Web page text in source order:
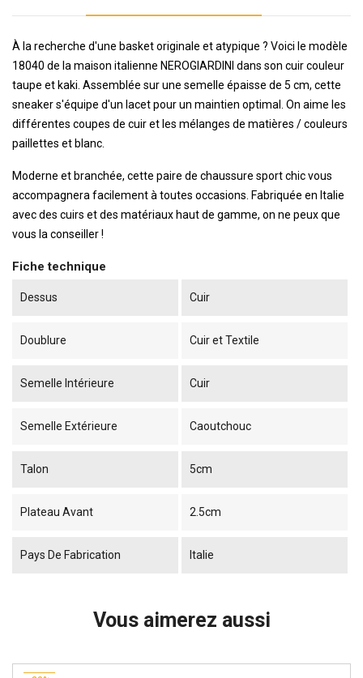
À la recherche d'une basket originale et atypique ? Voici le modèle
18040 de la maison italienne NEROGIARDINI dans son cuir couleur
taupe et kaki. Assemblée sur une semelle épaisse de 5 cm, cette
sneaker s'équipe d'un lacet pour un maintien optimal. On aime les
différentes coupes de cuir et les mélanges de matières / couleurs
paillettes et blanc.
Moderne et branchée, cette paire de chaussure sport chic vous
accompagnera facilement à toutes occasions. Fabriquée en Italie
avec des cuirs et des matériaux haut de gamme, on ne peux que
vous la conseiller !
Fiche technique
Dessus Cuir
Doublure Cuir et Textile
Semelle Intérieure Cuir
Semelle Extérieure Caoutchouc
Talon 5cm
Plateau Avant 2.5cm
Pays De Fabrication Italie
Vous aimerez aussi